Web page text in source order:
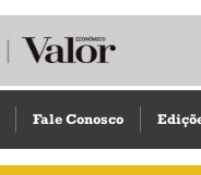
Fale Conosco